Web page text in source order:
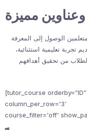
مميزة
الوصول إلى المعرفة
تعليمية استثنائية،
من تحقيق أهدافهم
[tutor_course
column_per_row='3'
course_filter='off'